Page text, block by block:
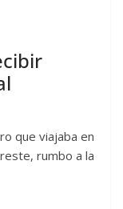
que viajaba en
rumbo a la